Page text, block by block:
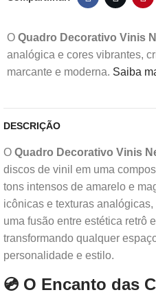
O Quadro Decorativo Vinis
analógica e cores vibrantes,
marcante e moderna. Saiba
DESCRIÇÃO
O Quadro Decorativo Vinis
discos de vinil em uma
tons intensos de amarelo e
icônicas e texturas
uma fusão entre estética retrô
transformando qualquer
personalidade e estilo.
💿 O Encanto das